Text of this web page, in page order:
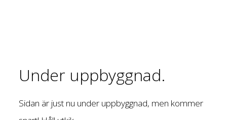
Under uppbyggnad.
Sidan är just nu under uppbyggnad, men kommer